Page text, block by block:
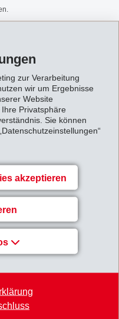
zur Verarbeitung
wir um Ergebnisse
Website
Privatsphäre
Sie können
akzeptieren